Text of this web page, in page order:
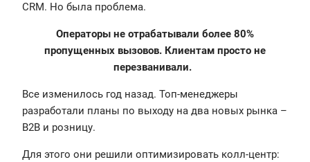
CRM. Но была проблема.
Операторы не отрабатывали более 80%
пропущенных вызовов. Клиентам просто не
перезванивали.
Все изменилось год назад. Топ-менеджеры
разработали планы по выходу на два новых рынка –
B2B и розницу.
Для этого они решили оптимизировать колл-центр: